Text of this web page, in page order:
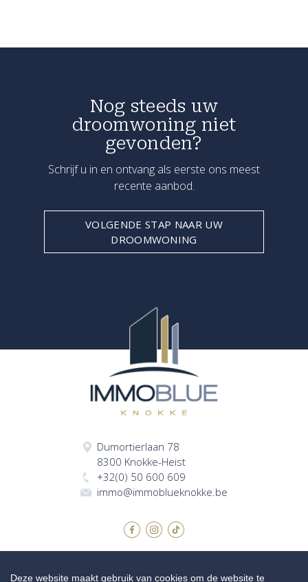
Nog steeds uw
droomwoning niet
gevonden?
Schrijf u in en ontvang als eerste ons meest
recente aanbod.
VOLGENDE STAP NAAR UW
DROOMWONING
Dumortierlaan 78
8300 Knokke-Heist
+32(0) 50 600 609
immo@immoblueknokke.be
Deze website maakt gebruik van cookies om de website te